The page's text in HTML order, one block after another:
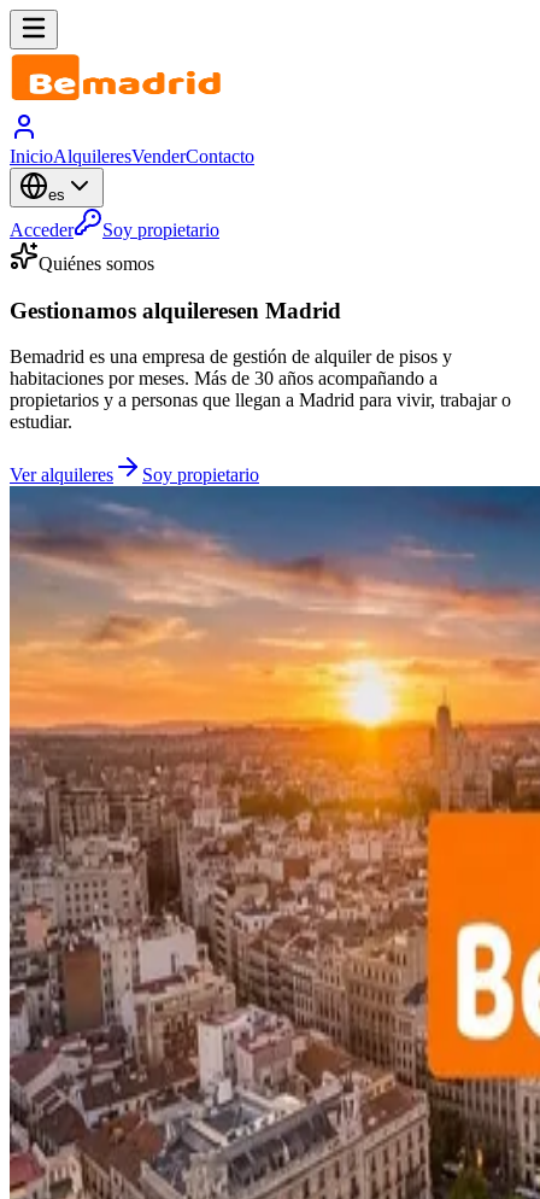
InicioAlquileresVenderContacto
es
Acceder
Soy propietario
Quiénes somos
Gestionamos alquileresen Madrid
Bemadrid es una empresa de gestión de alquiler de pisos y
habitaciones por meses. Más de 30 años acompañando a
propietarios y a personas que llegan a Madrid para vivir, trabajar o
estudiar.
Ver alquileres Soy propietario